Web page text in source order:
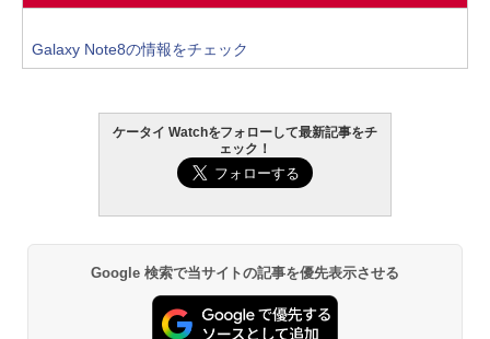
Galaxy Note8の情報をチェック
ケータイ Watchをフォローして最新記事をチ
ェック！
Google 検索で当サイトの記事を優先表示させる